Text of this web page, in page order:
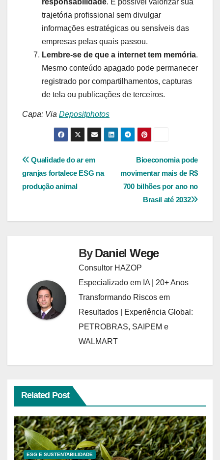
responsabilidade. É possível valorizar sua
trajetória profissional sem divulgar
informações estratégicas ou sensíveis das
empresas pelas quais passou.
Lembre-se de que a internet tem memória.
Mesmo conteúdo apagado pode permanecer
registrado por compartilhamentos, capturas
de tela ou publicações de terceiros.
Capa: Via Depositphotos
Navegação
de
Bioeconomia pode
movimentar mais de R$
700 bilhões por ano no
Brasil até 2032
Qualidade do ar em
granjas fortalece ESG na
produção animal
ByDaniel Wege
Consultor HAZOP
Especializado em IA | 20+ Anos
Transformando Riscos em
Resultados | Experiência Global:
PETROBRAS, SAIPEM e
WALMART
Related Post
ESG E SUSTENTABILIDADE